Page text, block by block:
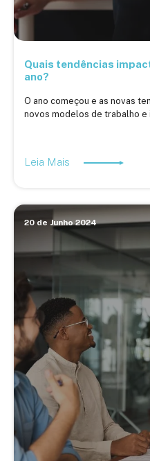
Quais tendências
ano?
O ano começou e as novas
novos modelos de trabalho
Leia Mais
20 de Junho 2024